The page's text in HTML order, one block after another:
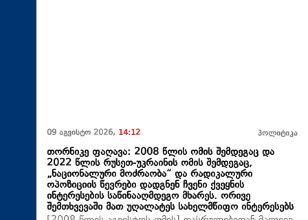
09 აგვისტო 2026, 14:12 პოლიტიკა
თორნიკე ფაღავა: 2008 წლის ომის შემდეგაც და
2022 წლის რუსეთ-უკრაინის ომის შემდეგაც,
„ნაციონალური მოძრაობა“ და რადიკალური
ოპოზიციის წევრები დადგნენ ჩვენი ქვეყნის
ინტერესების საწინააღმდეგო მხარეს. ორივე
შემთხვევაში მათ უღალატეს სახელმწიფო ინტერესებს